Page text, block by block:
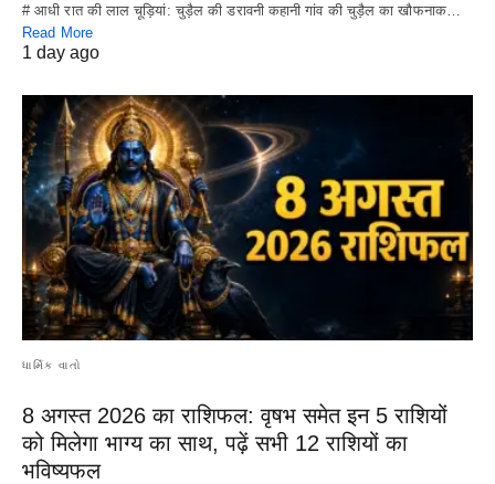
# आधी रात की लाल चूड़ियां: चुड़ैल की डरावनी कहानी गांव की चुड़ैल का खौफनाक…
Read More
1 day ago
ધાર્મિક વાતો
8 अगस्त 2026 का राशिफल: वृषभ समेत इन 5 राशियों
को मिलेगा भाग्य का साथ, पढ़ें सभी 12 राशियों का
भविष्यफल